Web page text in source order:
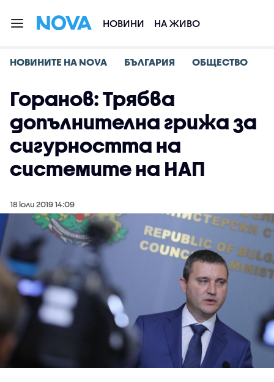
НОВИНИ НА ЖИВО
НОВИНИТЕ НА NOVA БЪЛГАРИЯ ОБЩЕСТВО
Горанов: Трябва
допълнителна грижа за
сигурността на
системите на НАП
18 юли 2019 14:09